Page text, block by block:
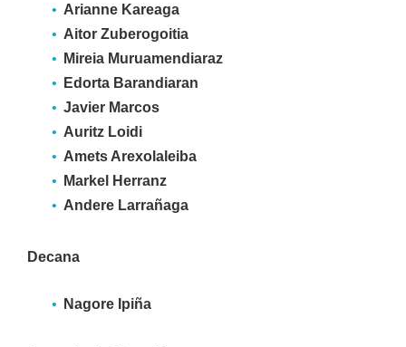
Arianne Kareaga
Aitor Zuberogoitia
Mireia Muruamendiaraz
Edorta Barandiaran
Javier Marcos
Auritz Loidi
Amets Arexolaleiba
Markel Herranz
Andere Larrañaga
Decana
Nagore Ipiña